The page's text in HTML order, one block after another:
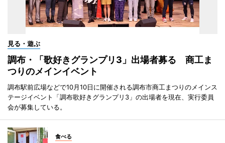
見る・遊ぶ
調布・「歌好きグランプリ3」出場者募る 商工ま
つりのメインイベント
調布駅前広場などで10月10日に開催される調布市商工まつりのメインス
テージイベント「調布歌好きグランプリ3」の出場者を現在、実行委員
会が募集している。
食べる